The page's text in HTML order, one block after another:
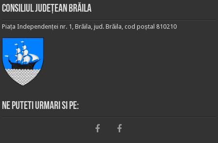
Consiliul Județean Brăila
Piața Independenței nr. 1, Brăila, jud. Brăila, cod poștal 810210
Ne puteti urmari si pe: